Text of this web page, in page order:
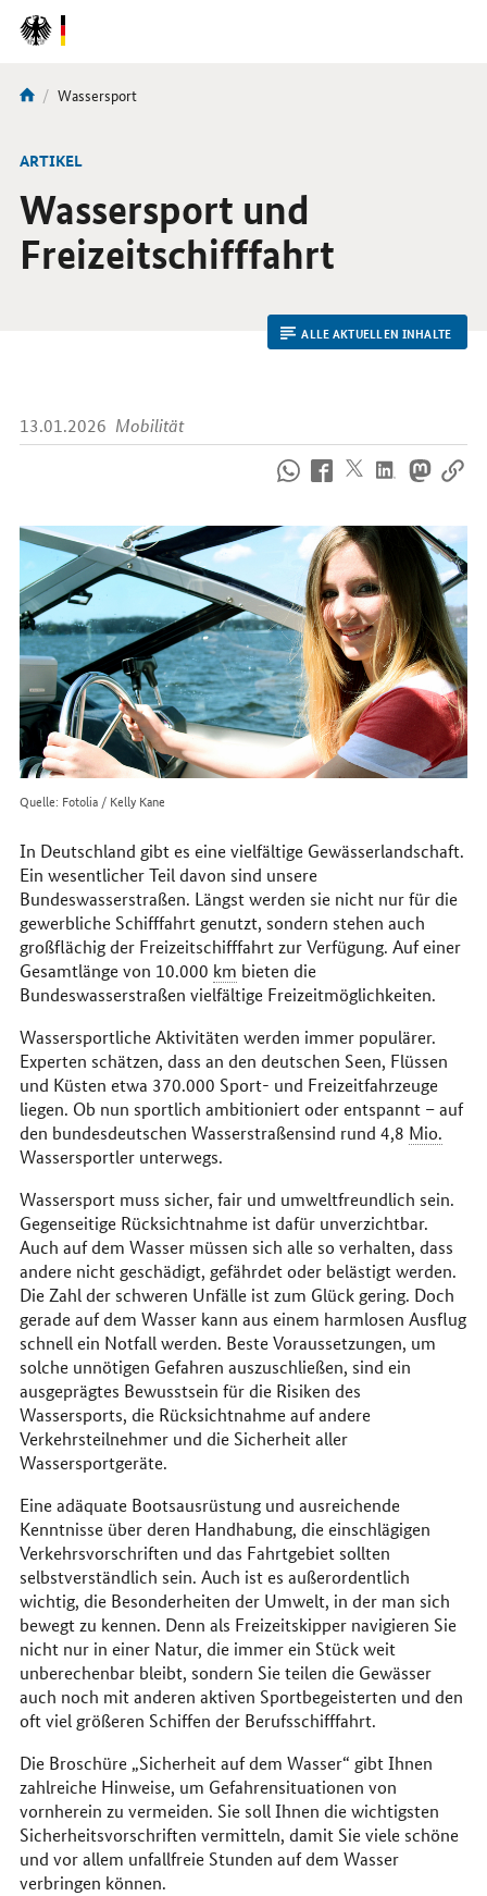
DirektZu:
Navigation
Sie
hier:
Aktuelle
Wassersport
ARTIKEL
Wassersport und
Freizeitschifffahrt
ALLE AKTUELLEN INHALTE
13.01.2026 Mobilität
uns
im
Internet
Quelle: Fotolia / Kelly Kane
In Deutschland gibt es eine vielfältige Gewässerlandschaft.
Ein wesentlicher Teil davon sind unsere
Bundeswasserstraßen. Längst werden sie nicht nur für die
gewerbliche Schifffahrt genutzt, sondern stehen auch
großflächig der Freizeitschifffahrt zur Verfügung. Auf einer
Gesamtlänge von 10.000 km bieten die
Bundeswasserstraßen vielfältige Freizeitmöglichkeiten.
Wassersportliche Aktivitäten werden immer populärer.
Experten schätzen, dass an den deutschen Seen, Flüssen
und Küsten etwa 370.000 Sport- und Freizeitfahrzeuge
liegen. Ob nun sportlich ambitioniert oder entspannt – auf
den bundesdeutschen Wasserstraßensind rund 4,8 Mio.
Wassersportler unterwegs.
Wassersport muss sicher, fair und umweltfreundlich sein.
Gegenseitige Rücksichtnahme ist dafür unverzichtbar.
Auch auf dem Wasser müssen sich alle so verhalten, dass
andere nicht geschädigt, gefährdet oder belästigt werden.
Die Zahl der schweren Unfälle ist zum Glück gering. Doch
gerade auf dem Wasser kann aus einem harmlosen Ausflug
schnell ein Notfall werden. Beste Voraussetzungen, um
solche unnötigen Gefahren auszuschließen, sind ein
ausgeprägtes Bewusstsein für die Risiken des
Wassersports, die Rücksichtnahme auf andere
Verkehrsteilnehmer und die Sicherheit aller
Wassersportgeräte.
Eine adäquate Bootsausrüstung und ausreichende
Kenntnisse über deren Handhabung, die einschlägigen
Verkehrsvorschriften und das Fahrtgebiet sollten
selbstverständlich sein. Auch ist es außerordentlich
wichtig, die Besonderheiten der Umwelt, in der man sich
bewegt zu kennen. Denn als Freizeitskipper navigieren Sie
nicht nur in einer Natur, die immer ein Stück weit
unberechenbar bleibt, sondern Sie teilen die Gewässer
auch noch mit anderen aktiven Sportbegeisterten und den
oft viel größeren Schiffen der Berufsschifffahrt.
Die Broschüre „Sicherheit auf dem Wasser“ gibt Ihnen
zahlreiche Hinweise, um Gefahrensituationen von
vornherein zu vermeiden. Sie soll Ihnen die wichtigsten
Sicherheitsvorschriften vermitteln, damit Sie viele schöne
und vor allem unfallfreie Stunden auf dem Wasser
verbringen können.